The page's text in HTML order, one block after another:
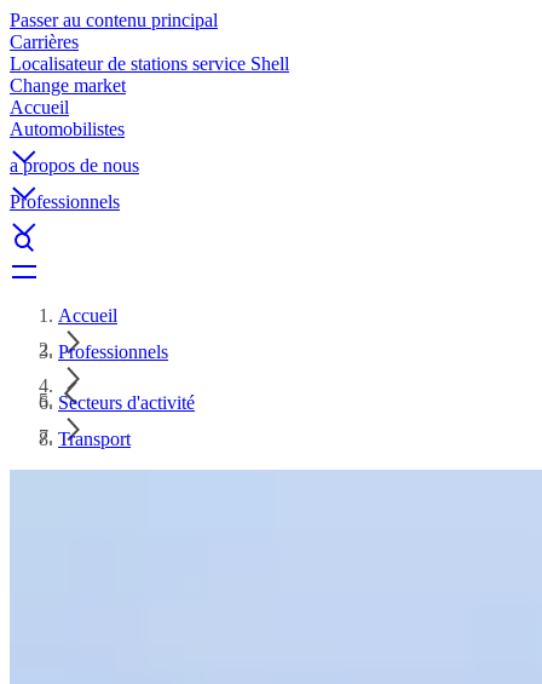
Passer au contenu principal
Carrières
Localisateur de stations service Shell
Change market
Accueil
Automobilistes
a propos de nous
Professionnels
Accueil
Professionnels
Secteurs d'activité
Transport